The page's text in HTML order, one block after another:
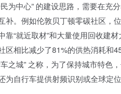
为中心” 的建设思路，需要在充
补。例如伦敦贝丁顿零碳社区，
“就近取材”和大量使用回收建
区相比减少了81%的供热消耗和
之城” 之称，为了保持城市特色
自行车提供射频识别或全球定